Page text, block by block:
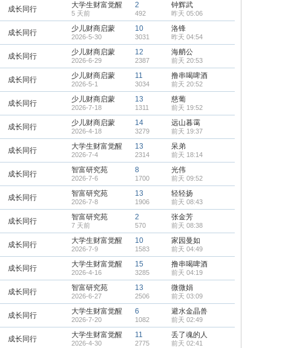
成长同行 大学生财富觉醒
5 天前
2
492
钟辉武
昨天 05:06
成长同行 少儿财商启蒙
2026-5-30
10
3031
洛锋
昨天 04:54
成长同行 少儿财商启蒙
2026-6-29
12
2387
海艄公
前天 20:53
成长同行 少儿财商启蒙
2026-5-1
11
3034
撸串喝啤酒
前天 20:52
成长同行 少儿财商启蒙
2026-7-18
13
1311
慈葡
前天 19:52
成长同行 少儿财商启蒙
2026-4-18
14
3279
远山暮霭
前天 19:37
成长同行 大学生财富觉醒
2026-7-4
13
2314
呆弟
前天 18:14
成长同行 智富研究苑
2026-7-6
8
1700
光伟
前天 09:52
成长同行 智富研究苑
2026-7-8
13
1906
轻轻扬
前天 08:43
成长同行 智富研究苑
7 天前
2
570
张金芳
前天 08:38
成长同行 大学生财富觉醒
2026-7-9
10
1583
家园曼如
前天 04:49
成长同行 大学生财富觉醒
2026-4-16
15
3285
撸串喝啤酒
前天 04:19
成长同行 智富研究苑
2026-6-27
13
2506
微微娟
前天 03:09
成长同行 大学生财富觉醒
2026-7-20
6
1082
避水金晶兽
前天 02:49
成长同行 大学生财富觉醒
2026-4-30
11
2775
丢了魂的人
前天 02:41